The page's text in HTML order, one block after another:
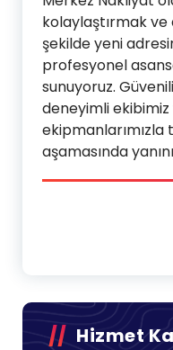
kolaylaştırmak ve
şekilde yeni
profesyonel
sunuyoruz.
deneyimli
ekipmanlarımızla
aşamasında
Hizmet